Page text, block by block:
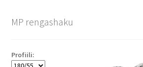
MP rengashaku
Profiili: